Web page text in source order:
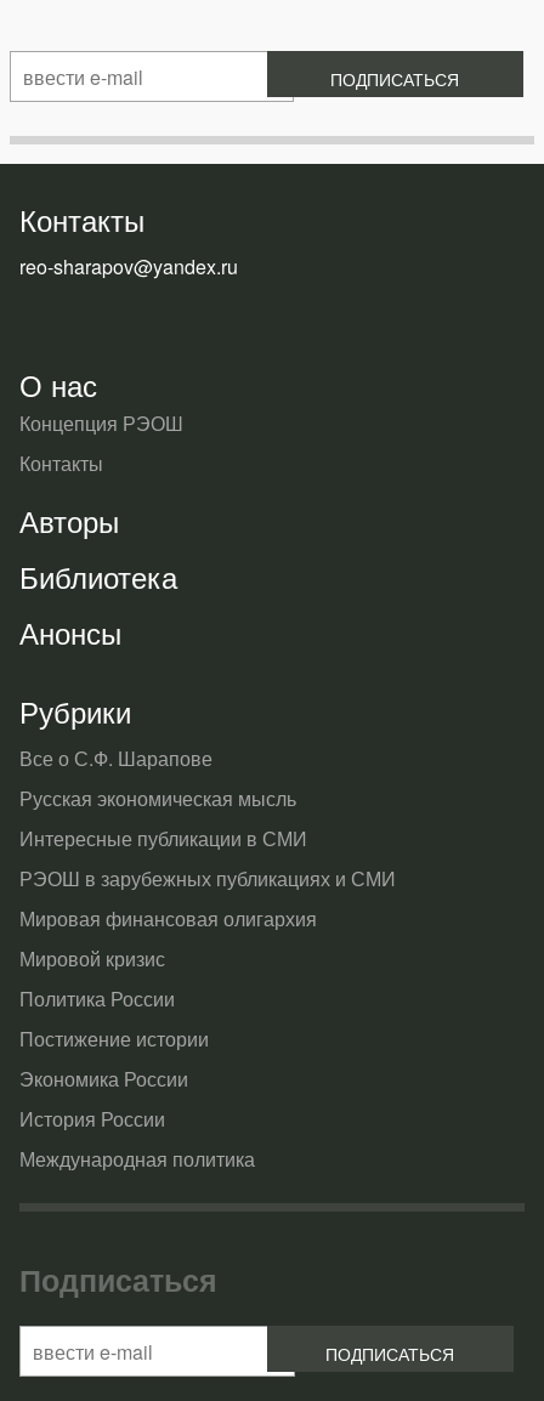
Контакты
reo-sharapov@yandex.ru
О нас
Концепция РЭОШ
Контакты
Авторы
Библиотека
Анонсы
Рубрики
Все о С.Ф. Шарапове
Русская экономическая мысль
Интересные публикации в СМИ
РЭОШ в зарубежных публикациях и СМИ
Мировая финансовая олигархия
Мировой кризис
Политика России
Постижение истории
Экономика России
История России
Международная политика
Подписаться